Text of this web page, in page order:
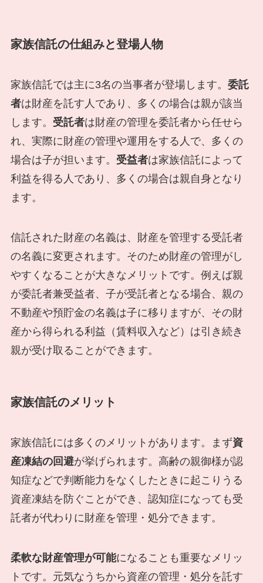
家族信託の仕組みと登場人物
家族信託では主に3名の当事者が登場します。 委託
者は財産を託す人であり、多くの場合は親が該当
します。 受託者は財産の管理を委託者から任せら
れ、実際に財産の管理や運用をする人で、多くの
場合は子が担います。 受益者は家族信託によって
利益を得る人であり、多くの場合は親自身となり
ます。
信託された財産の名義は、財産を管理する受託者
の名義に変更されます。そのため財産の管理がし
やすくなることが大きなメリットです。例えば親
が委託者兼受益者、子が受託者となる場合、親の
不動産や預貯金の名義は子に移りますが、その財
産から得られる利益（賃料収入など）は引き続き
親が受け取ることができます。
家族信託のメリット
家族信託には多くのメリットがあります。まず資
産凍結の回避が挙げられます。高齢の親御様が認
知症などで判断能力をなくしたときに起こりうる
資産凍結を防ぐことができ、認知症になっても受
託者が代わりに財産を管理・処分できます。
柔軟な財産管理が可能になることも重要なメリッ
トです。元気なうちから資産の管理・処分を託す